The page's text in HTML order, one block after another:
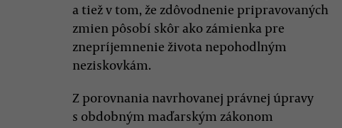
a tiež v tom, že zdôvodnenie pripravovaných
zmien pôsobí skôr ako zámienka pre
znepríjemnenie života nepohodlným
neziskovkám.
Z porovnania navrhovanej právnej úpravy
s obdobným maďarským zákonom